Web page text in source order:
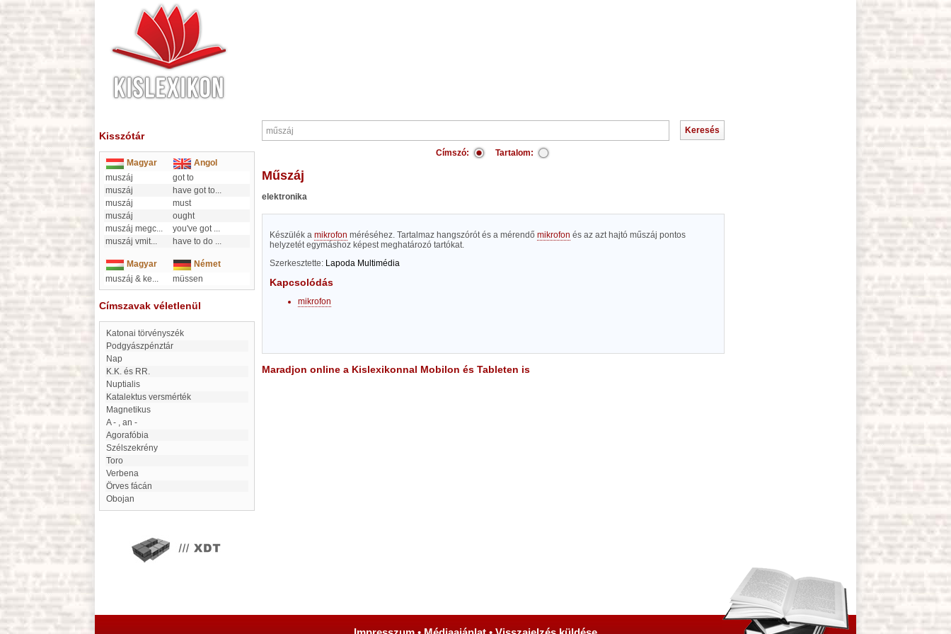
Kisszótár
Magyar
Angol
muszáj
got to
muszáj
have got to...
muszáj
must
muszáj
ought
muszáj megc... you've got ...
muszáj vmit... have to do ...
Magyar
Német
muszáj & ke... müssen
Címszavak véletlenül
Katonai törvényszék
Podgyászpénztár
Nap
K.K. és RR.
Nuptialis
katalektus versmérték
magnetikus
a - , an -
Agorafóbia
Szélszekrény
Toro
Verbena
Örves fácán
Obojan
Címszó: Tartalom:
műszáj
elektronika
Készülék a mikrofon méréséhez. Tartalmaz hangszórót és a mérendő mikrofon és az azt hajtó műszáj pontos
helyzetét egymáshoz képest meghatározó tartókat.
Szerkesztette: Lapoda Multimédia
Kapcsolódás
mikrofon
Maradjon online a Kislexikonnal Mobilon és Tableten is